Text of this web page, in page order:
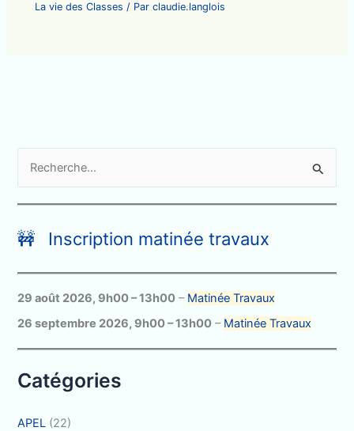
La vie des Classes / Parclaudie.langlois
c
h
e
r
c
h
🚧 Inscription matinée travaux
29 août 2026, 9h00–13h00 – Matinée Travaux
26 septembre 2026, 9h00–13h00 – Matinée Travaux
Catégories
APEL (22)